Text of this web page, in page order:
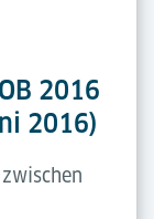
2016
2016)